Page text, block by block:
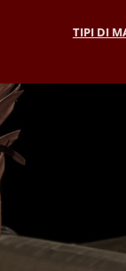
TIPI DI